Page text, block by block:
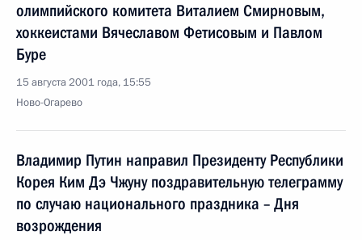
олимпийского комитета Виталием Смирновым,
хоккеистами Вячеславом Фетисовым и Павлом
Буре
15 августа 2001 года, 15:55
Ново-Огарево
Владимир Путин направил Президенту Республики
Корея Ким Дэ Чжуну поздравительную телеграмму
по случаю национального праздника – Дня
возрождения